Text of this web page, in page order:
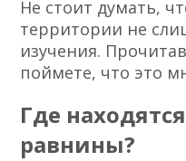
Не стоит думать,
территории не
изучения.
поймете, что это
Где
равнины?